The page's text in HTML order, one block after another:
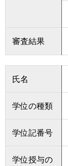
交
ア
ク
セ
イ
ッ
審査結果
氏名
学位の種類
学位記番号
学位授与の